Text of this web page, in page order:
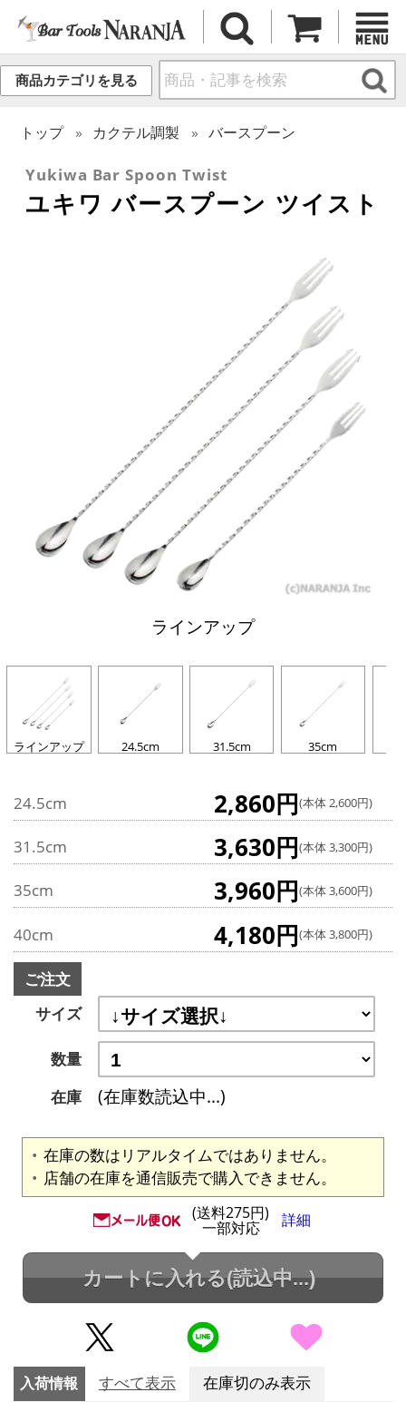
商品カテゴリを見る
トップ カクテル調製 バースプーン
Yukiwa Bar Spoon Twist
ユキワ バースプーン ツイスト
ラインアップ
ラインアップ 24.5cm 31.5cm 35cm
24.5cm 2,860円(本体 2,600円)
31.5cm 3,630円(本体 3,300円)
35cm 3,960円(本体 3,600円)
40cm 4,180円(本体 3,800円)
ご注文
サイズ
数量
在庫
(在庫数読込中...)
在庫の数はリアルタイムではありません。
店舗の在庫を通信販売で購入できません。
(送料275円)
一部対応 詳細
カートに入れる(読込中...)
入荷情報 すべて表示 在庫切のみ表示